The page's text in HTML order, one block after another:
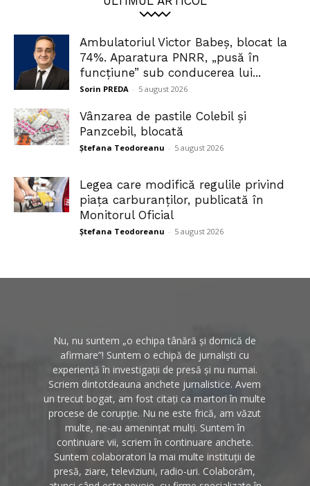
Ambulatoriul Victor Babeș, blocat la
74%. Aparatura PNRR, „pusă în
funcțiune” sub conducerea lui...
Sorin PREDA - 5 august 2026
Vânzarea de pastile Colebil și
Panzcebil, blocată
Ștefana Teodoreanu - 5 august 2026
Legea care modifică regulile privind
piața carburanților, publicată în
Monitorul Oficial
Ștefana Teodoreanu - 5 august 2026
Nu, nu suntem „o echipa tânără și dornică de
afirmare”! Suntem o echipă de jurnaliști cu
experiență în investigații de presă și nu numai.
Scriem dintotdeauna anchete jurnalistice. Avem
un trecut bogat, am fost citați ca martori în multe
procese de corupție. Nu ne este frică, am văzut
multe, ne-au amenințat mulți. Suntem în
continuare vii, scriem în continuare anchete.
Suntem colaboratori la mai multe instituții de
presă, ziare, televiziuni, radio-uri. Colaborăm,